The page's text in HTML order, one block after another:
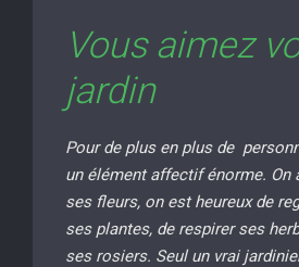
Vous aimez
jardin
Pour de plus en plus de
un élément affectif énorme. On
ses fleurs, on est heureux de
ses plantes, de respirer ses
ses rosiers. Seul un vrai